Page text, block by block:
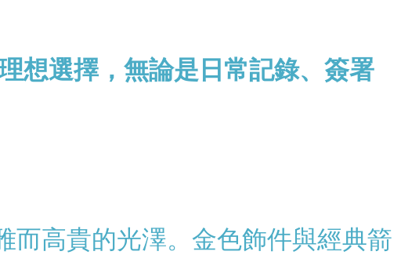
想選擇，無論是日常記錄、簽署
而高貴的光澤。金色飾件與經典箭